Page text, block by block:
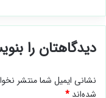
دیدگاهتان را
نشانی ایمیل شما منتشر
شده‌اند *